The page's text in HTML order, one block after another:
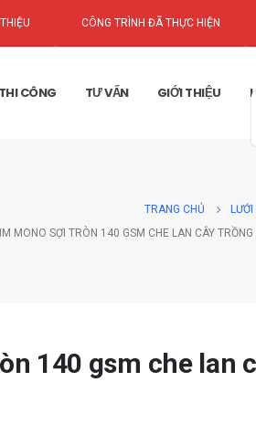
CÔNG TRÌNH ĐÃ THỰC HIỆN
CÔNG TƯ VẤN GIỚI THIỆU
TRANG CHỦ
MONO SỢI TRÒN 140 GSM CHE LAN CÂY TRỒNG
140 gsm che lan